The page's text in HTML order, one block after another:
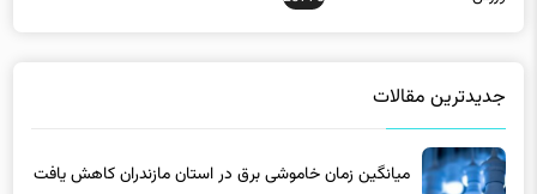
جدیدترین مقالات
میانگین زمان خاموشی برق در استان مازندران کاهش یافت